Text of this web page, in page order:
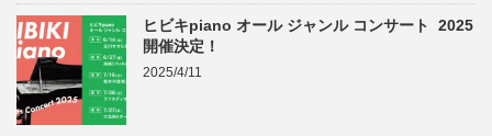
ヒビキpiano オール ジャンル コンサート 2025
開催決定！
2025/4/11